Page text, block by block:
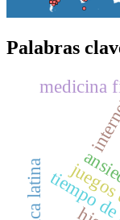
Palabras
medicina